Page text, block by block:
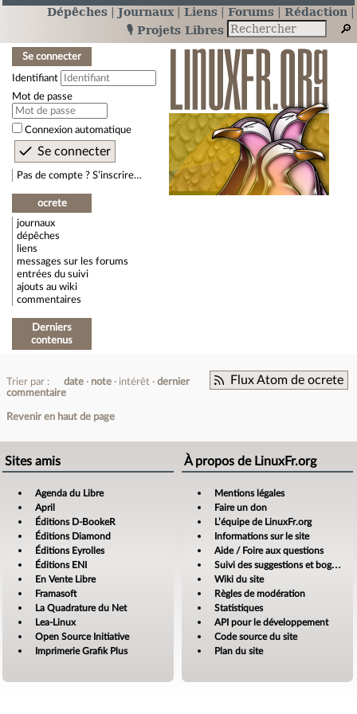
Dépêches Journaux Liens Forums
Rédaction
🎙️ Projets Libres
Se connecter
Identifiant
Mot de passe
Connexion automatique
Pas de compte ? S’inscrire…
ocrete
journaux
dépêches
liens
messages sur les forums
entrées du suivi
ajouts au wiki
commentaires
Derniers
contenus
Flux Atom de ocrete
Trier par : date note intérêt
dernier
commentaire
Revenir en haut de page
Sites amis
Agenda du Libre
April
Éditions D-BookeR
Éditions Diamond
Éditions Eyrolles
Éditions ENI
En Vente Libre
Framasoft
La Quadrature du Net
Lea-Linux
Open Source Initiative
Imprimerie Grafik Plus
À propos de LinuxFr.org
Mentions légales
Faire un don
L’équipe de LinuxFr.org
Informations sur le site
Aide / Foire aux questions
Suivi des suggestions et bogues
Wiki du site
Règles de modération
Statistiques
API pour le développement
Code source du site
Plan du site